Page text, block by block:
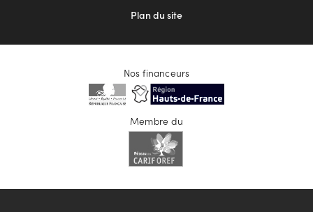
Plan du site
Nos financeurs
Membre du